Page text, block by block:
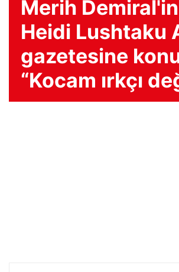
Merih
Heidi Lushtaku
gazetesine
“Kocam ırkçı